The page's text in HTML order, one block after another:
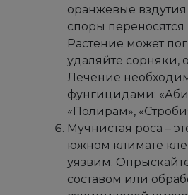
оранжевые вздутия
споры переносятся
Растение может
удаляйте сорняки,
Лечение
фунгицидами:
«Полирам»,
Мучнистая роса –
южном климате
уязвим.
составом или